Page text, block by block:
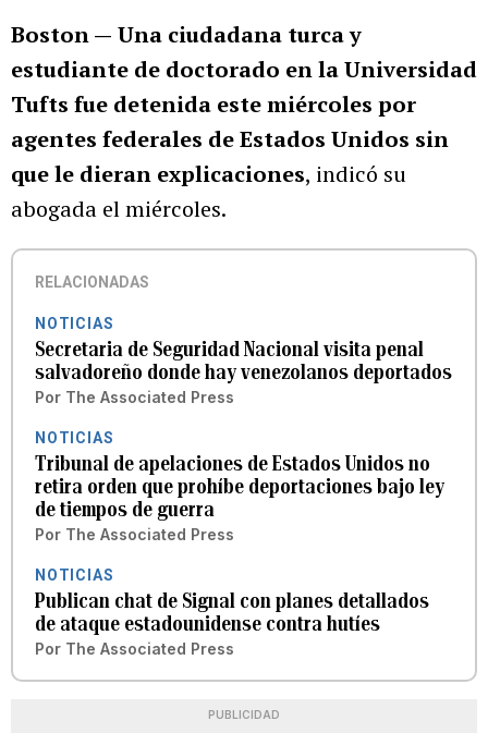
Boston — Una ciudadana turca y
estudiante de doctorado en la Universidad
Tufts fue detenida este miércoles por
agentes federales de Estados Unidos sin
que le dieran explicaciones, indicó su
abogada el miércoles.
RELACIONADAS
NOTICIAS
Secretaria de Seguridad Nacional visita penal
salvadoreño donde hay venezolanos deportados
Por The Associated Press
NOTICIAS
Tribunal de apelaciones de Estados Unidos no
retira orden que prohíbe deportaciones bajo ley
de tiempos de guerra
Por The Associated Press
NOTICIAS
Publican chat de Signal con planes detallados
de ataque estadounidense contra hutíes
Por The Associated Press
PUBLICIDAD